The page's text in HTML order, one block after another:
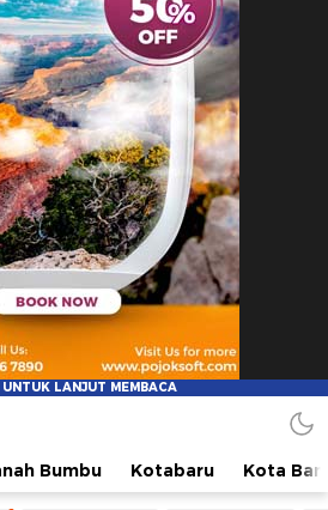
Faktual dan Mendidik
Bumbu Kotabaru Kota